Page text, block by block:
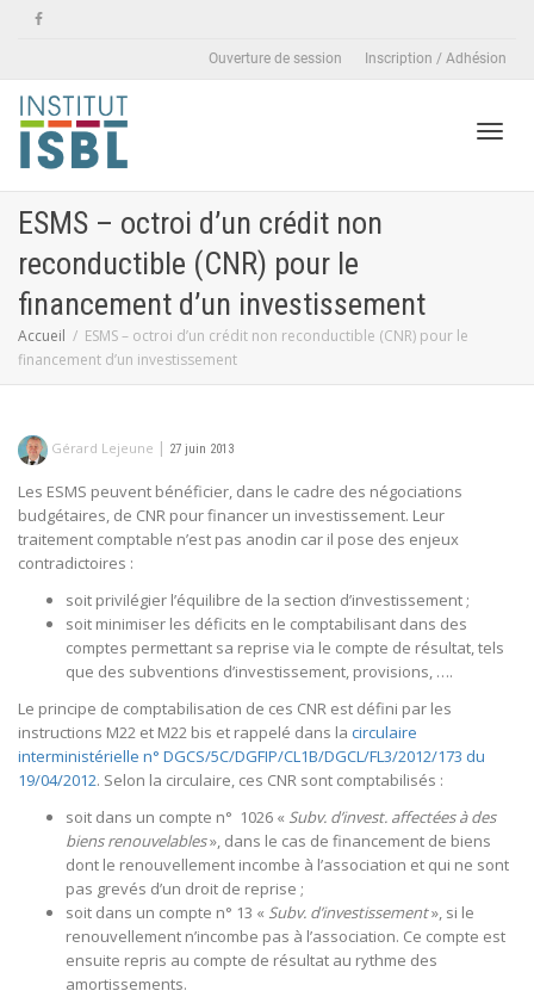
Ouverture de session Inscription / Adhésion
ESMS – octroi d’un crédit non
reconductible (CNR) pour le
financement d’un investissement
Accueil
ESMS – octroi d’un crédit non reconductible (CNR) pour le
financement d’un investissement
Gérard Lejeune | 27 juin 2013
Les ESMS peuvent bénéficier, dans le cadre des négociations
budgétaires, de CNR pour financer un investissement. Leur
traitement comptable n’est pas anodin car il pose des enjeux
contradictoires :
soit privilégier l’équilibre de la section d’investissement ;
soit minimiser les déficits en le comptabilisant dans des
comptes permettant sa reprise via le compte de résultat, tels
que des subventions d’investissement, provisions, ….
Le principe de comptabilisation de ces CNR est défini par les
instructions M22 et M22 bis et rappelé dans la circulaire
interministérielle n° DGCS/5C/DGFIP/CL1B/DGCL/FL3/2012/173 du
19/04/2012. Selon la circulaire, ces CNR sont comptabilisés :
soit dans un compte n° 1026 « Subv. d’invest. affectées à des
biens renouvelables», dans le cas de financement de biens
dont le renouvellement incombe à l’association et qui ne sont
pas grevés d’un droit de reprise ;
soit dans un compte n° 13 « Subv. d’investissement», si le
renouvellement n’incombe pas à l’association. Ce compte est
ensuite repris au compte de résultat au rythme des
amortissements.